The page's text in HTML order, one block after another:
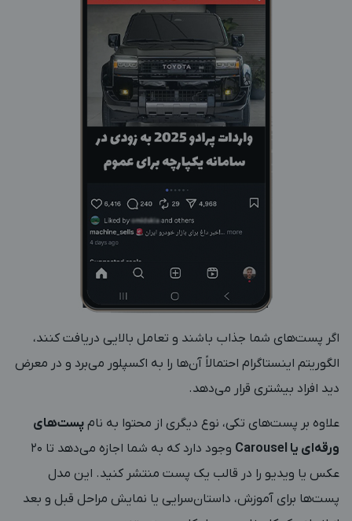
اگر پست‌های شما جذاب باشند و تعامل بالایی دریافت کنند،
الگوریتم اینستاگرام احتمالاً آن‌ها را به اکسپلور می‌برد و در معرض
دید افراد بیشتری قرار می‌دهد.
علاوه بر پست‌های تکی، نوع دیگری از محتوا به نام پست‌های
ورقه‌ای یا Carousel
وجود دارد که به شما اجازه می‌دهد تا ۲۰
عکس یا ویدیو را در قالب یک پست منتشر کنید. این مدل
پست‌ها برای آموزش، داستان‌سرایی یا نمایش مراحل قبل و بعد